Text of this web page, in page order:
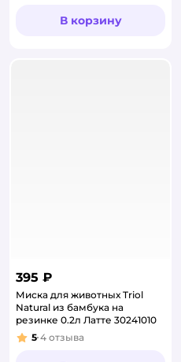
В корзину
395 ₽
Миска для животных Triol
Natural из бамбука на
резинке 0.2л Латте 30241010
Рейтинг:
5 4 отзыва